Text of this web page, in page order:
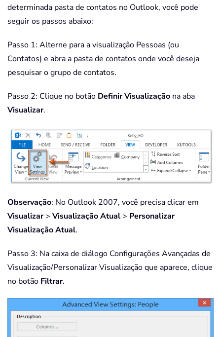
determinada pasta de contatos no Outlook, você pode
seguir os passos abaixo:
Passo 1: Alterne para a visualização Pessoas (ou
Contatos) e abra a pasta de contatos onde você deseja
pesquisar o grupo de contatos.
Passo 2: Clique no botão Definir Visualização na aba
Visualizar.
Observação: No Outlook 2007, você precisa clicar em
Visualizar> Visualização Atual > Personalizar
Visualização Atual.
Passo 3: Na caixa de diálogo Configurações Avançadas de
Visualização/Personalizar Visualização que aparece, clique
no botão Filtrar.